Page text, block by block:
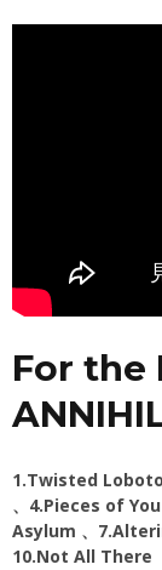
For the
1.Twisted
、4.Pieces of
Asylum 、
10.Not All There